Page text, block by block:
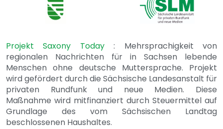
Projekt Saxony Today: Mehrsprachigkeit von
regionalen Nachrichten für in Sachsen lebende
Menschen ohne deutsche Muttersprache. Projekt
wird gefördert durch die Sächsische Landesanstalt für
privaten Rundfunk und neue Medien. Diese
Maßnahme wird mitfinanziert durch Steuermittel auf
Grundlage des vom Sächsischen Landtag
beschlossenen Haushaltes.